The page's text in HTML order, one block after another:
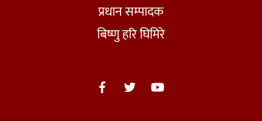
प्रधान सम्पादक
बिष्णु हरि घिमिरे